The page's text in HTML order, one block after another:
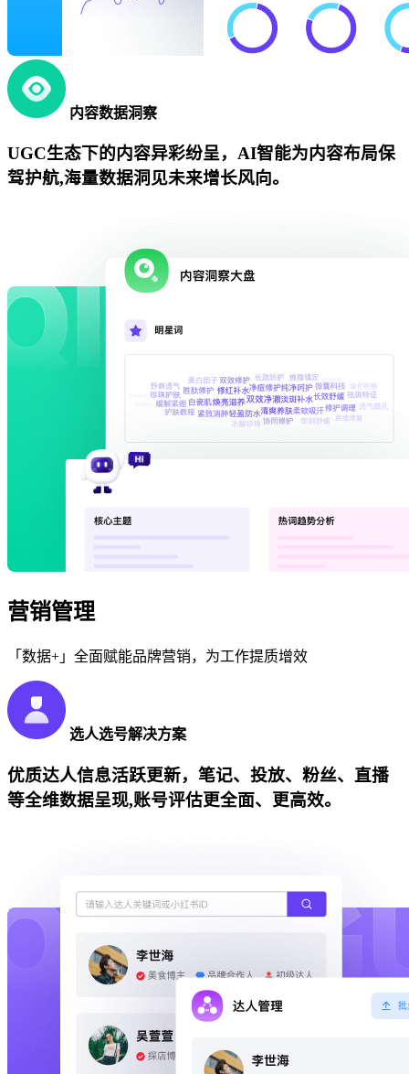
内容数据洞察
UGC生态下的内容异彩纷呈，AI智能为内容布局保
驾护航,海量数据洞见未来增长风向。
营销管理
「数据+」全面赋能品牌营销，为工作提质增效
选人选号解决方案
优质达人信息活跃更新，笔记、投放、粉丝、直播
等全维数据呈现,账号评估更全面、更高效。